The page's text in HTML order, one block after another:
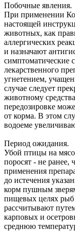
Побочные явления.
При применении
настоящей
животных, как
аллергических
и назначают
симптоматические
лекарственного
угнетением,
случае следует
животному
передозировке
от корма. В этом
водоеме
Период ожидания.
Убой птицы на мясо
поросят - не ранее,
применения
до истечения
корм пушным
пищевых целях рыб
рассчитывают
карповых и
среднюю